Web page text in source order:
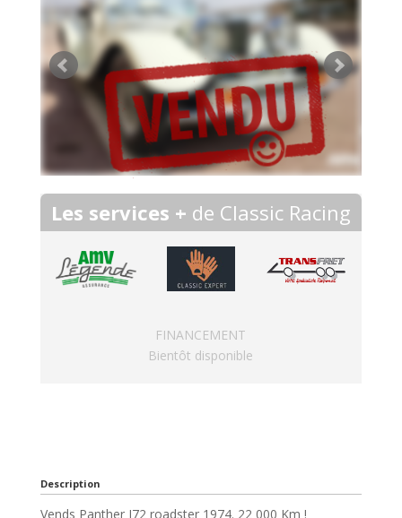
Les services + de Classic Racing
FINANCEMENT
Bientôt disponible
Description
Vends Panther J72 roadster 1974. 22 000 Km !